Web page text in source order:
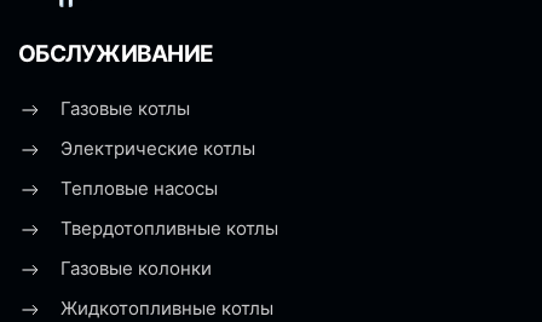
ОБСЛУЖИВАНИЕ
Газовые котлы
Электрические котлы
Тепловые насосы
Твердотопливные котлы
Газовые колонки
Жидкотопливные котлы